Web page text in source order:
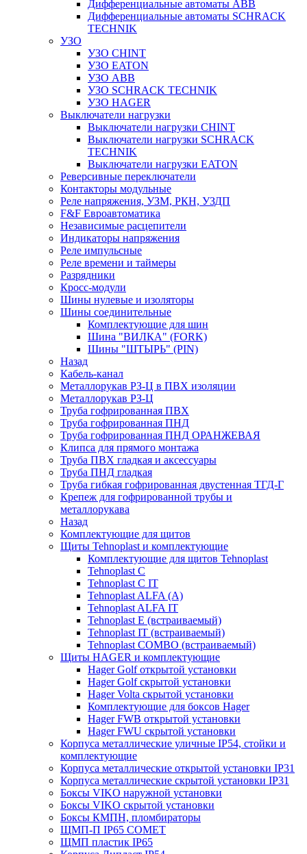
Дифференциальные автоматы ABB
Дифференциальные автоматы SCHRACK
TECHNIK
УЗО
УЗО CHINT
УЗО EATON
УЗО ABB
УЗО SCHRACK TECHNIK
УЗО HAGER
Выключатели нагрузки
Выключатели нагрузки CHINT
Выключатели нагрузки SCHRACK
TECHNIK
Выключатели нагрузки EATON
Реверсивные переключатели
Контакторы модульные
Реле напряжения, УЗМ, РКН, УЗДП
F&F Евроавтоматика
Независимые расцепители
Индикаторы напряжения
Реле импульсные
Реле времени и таймеры
Разрядники
Кросс-модули
Шины нулевые и изоляторы
Шины соединительные
Комплектующие для шин
Шина "ВИЛКА" (FORK)
Шины "ШТЫРЬ" (PIN)
Назад
Кабель-канал
Металлорукав РЗ-Ц в ПВХ изоляции
Металлорукав РЗ-Ц
Труба гофрированная ПВХ
Труба гофрированная ПНД
Труба гофрированная ПНД ОРАНЖЕВАЯ
Клипса для прямого монтажа
Труба ПВХ гладкая и аксессуары
Труба ПНД гладкая
Труба гибкая гофрированная двустенная ТГД-Г
Крепеж для гофрированной трубы и
металлорукава
Назад
Комплектующие для щитов
Щиты Tehnoplast и комплектующие
Комплектующие для щитов Tehnoplast
Tehnoplast C
Tehnoplast C IT
Tehnoplast ALFA (А)
Tehnoplast ALFA IT
Tehnoplast E (встраиваемый)
Tehnoplast IT (встраиваемый)
Tehnoplast COMBO (встраиваемый)
Щиты HAGER и комплектующие
Hager Golf открытой установки
Hager Golf скрытой установки
Hager Volta скрытой установки
Комплектующие для боксов Hager
Hager FWB открытой установки
Hager FWU скрытой установки
Корпуса металлические уличные IP54, стойки и
комплектующие
Корпуса металлические открытой установки IP31
Корпуса металлические скрытой установки IP31
Боксы VIKO наружной установки
Боксы VIKO скрытой установки
Боксы КМПН, пломбираторы
ЩМП-П IP65 COMET
ЩМП пластик IP65